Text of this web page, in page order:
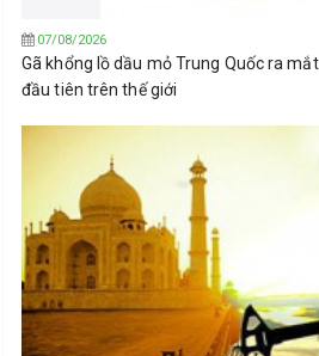
07/08/2026
Gã khổng lồ dầu mỏ Trung Quốc ra
đầu tiên trên thế giới